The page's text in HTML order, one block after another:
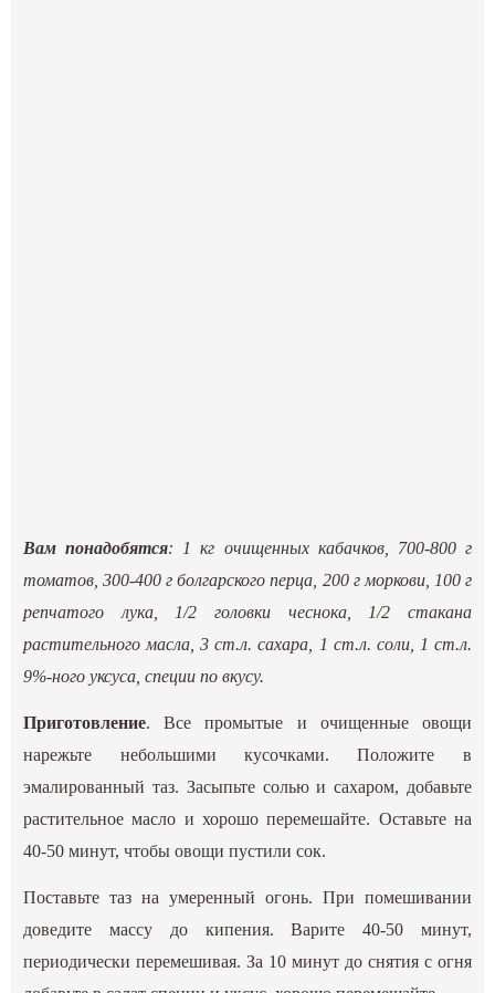
Вам понадобятся: 1 кг очищенных кабачков, 700-800 г
томатов, 300-400 г болгарского перца, 200 г моркови, 100 г
репчатого лука, 1/2 головки чеснока, 1/2 стакана
растительного масла, 3 ст.л. сахара, 1 ст.л. соли, 1 ст.л.
9%-ного уксуса, специи по вкусу.
Приготовление. Все промытые и очищенные овощи
нарежьте небольшими кусочками. Положите в
эмалированный таз. Засыпьте солью и сахаром, добавьте
растительное масло и хорошо перемешайте. Оставьте на
40-50 минут, чтобы овощи пустили сок.
Поставьте таз на умеренный огонь. При помешивании
доведите массу до кипения. Варите 40-50 минут,
периодически перемешивая. За 10 минут до снятия с огня